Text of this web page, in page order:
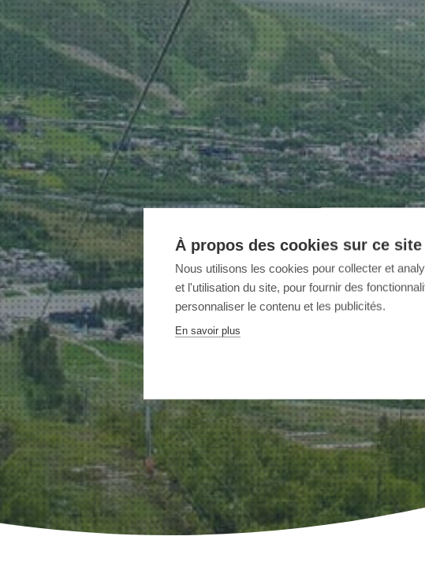
À propos des cookies sur ce site
Nous utilisons les cookies pour collecter et
et l'utilisation du site, pour fournir des
personnaliser le contenu et les publicités.
En savoir plus